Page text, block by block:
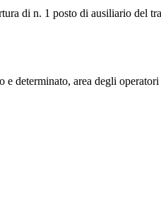
di n. 1 posto di ausiliario del
determinato, area degli operatori